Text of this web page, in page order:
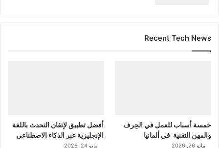
Recent Tech News
خمسة أسباب للعمل في الحِرف
والمهن التقنية في ألمانيا
مايو 26, 2026
أفضل تطبيق لإتقان التحدث باللغة
الإنجليزية عبر الذكاء الاصطناعي
مايو 24, 2026